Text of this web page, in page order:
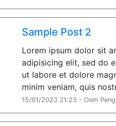
Sample Post 2
Lorem ipsum dolor sit
adipisicing elit, sed do
ut labore et dolore
minim veniam, quis
15/01/2023 21:23 - Oleh